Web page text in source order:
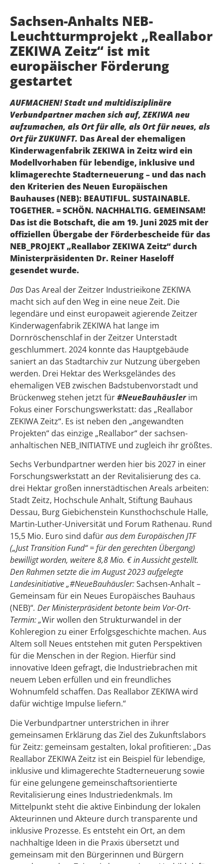
Sachsen-Anhalts NEB-
Leuchtturmprojekt „Reallabor
ZEKIWA Zeitz“ ist mit
europäischer Förderung
gestartet
AUFMACHEN! Stadt und multidisziplinäre
Verbundpartner machen sich auf, ZEKIWA neu
aufzumachen, als Ort für alle, als Ort für neues, als
Ort für ZUKUNFT. Das Areal der ehemaligen
Kinderwagenfabrik ZEKIWA in Zeitz wird ein
Modellvorhaben für lebendige, inklusive und
klimagerechte Stadterneuerung – und das nach
den Kriterien des Neuen Europäischen
Bauhauses (NEB): BEAUTIFUL. SUSTAINABLE.
TOGETHER. = SCHÖN. NACHHALTIG. GEMEINSAM!
Das ist die Botschaft, die am 19. Juni 2025 mit der
offiziellen Übergabe der Förderbescheide für das
NEB_PROJEKT „Reallabor ZEKIWA Zeitz“ durch
Ministerpräsidenten Dr. Reiner Haseloff
gesendet wurde.
Das Das Areal der Zeitzer Industrieikone ZEKIWA
macht sich auf den Weg in eine neue Zeit. Die
legendäre und einst europaweit agierende Zeitzer
Kinderwagenfabrik ZEKIWA hat lange im
Dornröschenschlaf in der Zeitzer Unterstadt
geschlummert. 2024 konnte das Hauptgebäude
saniert an das Stadtarchiv zur Nutzung übergeben
werden. Drei Hektar des Werksgeländes des
ehemaligen VEB zwischen Badstubenvorstadt und
Brückenweg stehen jetzt für#NeueBauhäusler im
Fokus einer Forschungswerkstatt: das „Reallabor
ZEKIWA Zeitz“. Es ist neben den „angewandten
Projekten“ das einzige „Reallabor“ der sachsen-
anhaltischen NEB_INITIATIVE und zugleich ihr größtes.
Sechs Verbundpartner werden hier bis 2027 in einer
Forschungswerkstatt an der Revitalisierung des ca.
drei Hektar großen innerstädtischen Areals arbeiten:
Stadt Zeitz, Hochschule Anhalt, Stiftung Bauhaus
Dessau, Burg Giebichenstein Kunsthochschule Halle,
Martin-Luther-Universität und Forum Rathenau. Rund
15,5 Mio. Euro sind dafüraus dem Europäischen JTF
(„Just Transition Fund“ = für den gerechten Übergang)
bewilligt worden, weitere 8,8 Mio. € in Aussicht gestellt.
Den Rahmen setzte die im August 2023 aufgelegte
Landesinitiative „#NeueBauhäusler:Sachsen-Anhalt –
Gemeinsam für ein Neues Europäisches Bauhaus
(NEB)“. Der Ministerpräsident betonte beim Vor-Ort-
Termin:„Wir wollen den Strukturwandel in der
Kohleregion zu einer Erfolgsgeschichte machen. Aus
Altem soll Neues entstehen mit guten Perspektiven
für die Menschen in der Region. Hierfür sind
innovative Ideen gefragt, die Industriebrachen mit
neuem Leben erfüllen und ein freundliches
Wohnumfeld schaffen. Das Reallabor ZEKIWA wird
dafür wichtige Impulse liefern.“
Die Verbundpartner unterstrichen in ihrer
gemeinsamen Erklärung das Ziel des Zukunftslabors
für Zeitz: gemeinsam gestalten, lokal profitieren: „Das
Reallabor ZEKIWA Zeitz ist ein Beispiel für lebendige,
inklusive und klimagerechte Stadterneuerung sowie
für eine gelungene gemeinschaftsorientierte
Revitalisierung eines Industriedenkmals. Im
Mittelpunkt steht die aktive Einbindung der lokalen
Akteurinnen und Akteure durch transparente und
inklusive Prozesse. Es entsteht ein Ort, an dem
nachhaltige Ideen in die Praxis übersetzt und
gemeinsam mit den Bürgerinnen und Bürgern